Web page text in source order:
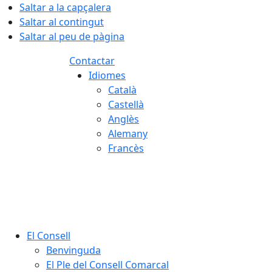
Saltar a la capçalera
Saltar al contingut
Saltar al peu de pàgina
Contactar
Idiomes
Català
Castellà
Anglès
Alemany
Francès
El Consell
Benvinguda
El Ple del Consell Comarcal